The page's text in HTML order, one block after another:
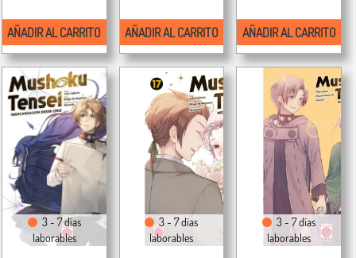
AÑADIR AL CARRITO AÑADIR AL CARRITO AÑADIR AL CARRITO
3 - 7 días
laborables
3 - 7 días
laborables
3 - 7 días
laborables